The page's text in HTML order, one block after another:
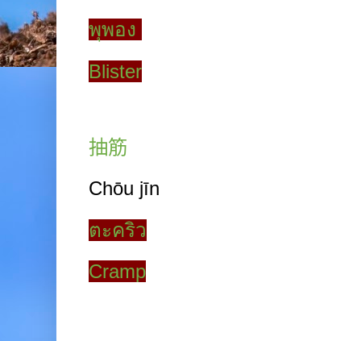
พุพอง
Blister
抽筋
Chōu jīn
ตะคริว
Cramp